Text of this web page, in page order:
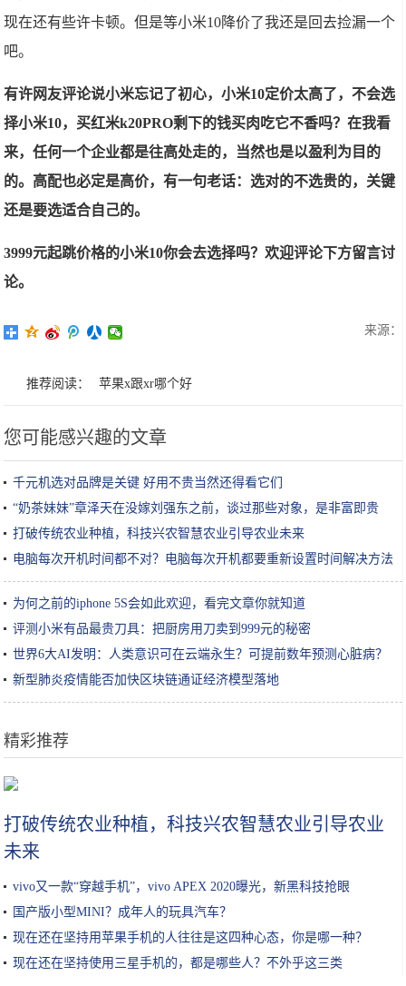
现在还有些许卡顿。但是等小米10降价了我还是回去捡漏一个
吧。
有许网友评论说小米忘记了初心，小米10定价太高了，不会选
择小米10，买红米k20PRO剩下的钱买肉吃它不香吗？在我看
来，任何一个企业都是往高处走的，当然也是以盈利为目的
的。高配也必定是高价，有一句老话：选对的不选贵的，关键
还是要选适合自己的。
3999元起跳价格的小米10你会去选择吗？欢迎评论下方留言讨
论。
来源：
推荐阅读： 苹果x跟xr哪个好
您可能感兴趣的文章
千元机选对品牌是关键 好用不贵当然还得看它们
“奶茶妹妹”章泽天在没嫁刘强东之前，谈过那些对象，是非富即贵
打破传统农业种植，科技兴农智慧农业引导农业未来
电脑每次开机时间都不对？电脑每次开机都要重新设置时间解决方法
为何之前的iphone 5S会如此欢迎，看完文章你就知道
评测小米有品最贵刀具：把厨房用刀卖到999元的秘密
世界6大AI发明：人类意识可在云端永生？可提前数年预测心脏病？
新型肺炎疫情能否加快区块链通证经济模型落地
精彩推荐
打破传统农业种植，科技兴农智慧农业引导农业
未来
vivo又一款“穿越手机”，vivo APEX 2020曝光，新黑科技抢眼
国产版小型MINI？成年人的玩具汽车？
现在还在坚持用苹果手机的人往往是这四种心态，你是哪一种？
现在还在坚持使用三星手机的，都是哪些人？不外乎这三类